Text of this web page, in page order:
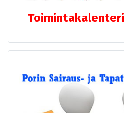
Toimintakalenteri